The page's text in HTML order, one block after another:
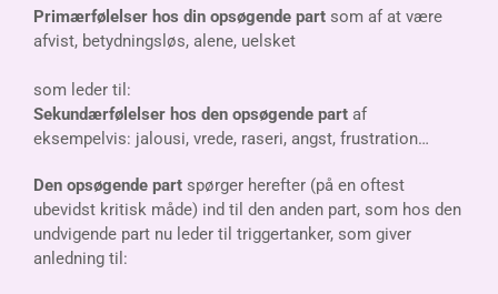
Primærfølelser hos din opsøgende part som af at være
afvist, betydningsløs, alene, uelsket
som leder til:
Sekundærfølelser hos den opsøgende partaf
eksempelvis: jalousi, vrede, raseri, angst, frustration…
Den opsøgende partspørger herefter (på en oftest
ubevidst kritisk måde) ind til den anden part, som hos den
undvigende part nu leder til triggertanker, som giver
anledning til: